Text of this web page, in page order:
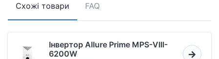
Схожі товари FAQ
Інвертор Allure Prime MPS-VIII-
6200W